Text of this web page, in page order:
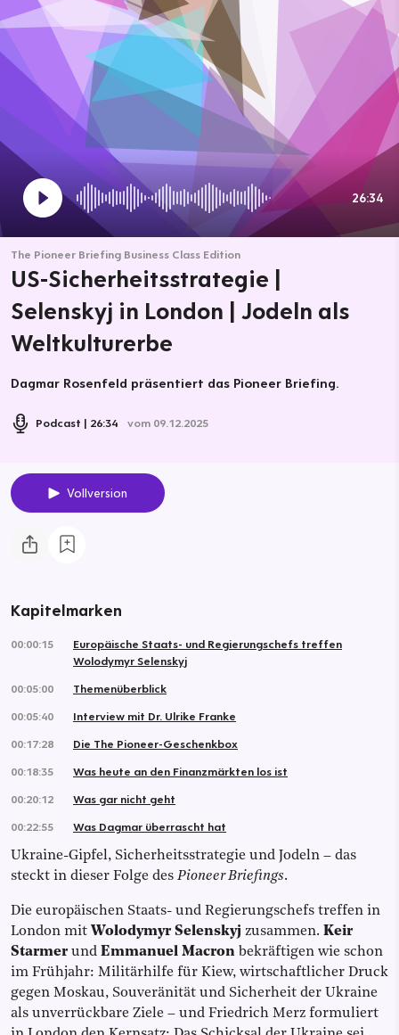
26:34
The Pioneer Briefing Business Class Edition
US-Sicherheitsstrategie |
Selenskyj in London | Jodeln als
Weltkulturerbe
Dagmar Rosenfeld präsentiert das Pioneer Briefing.
Podcast 26:34 vom 09.12.2025
Vollversion
Kapitelmarken
00:00:15
Europäische Staats- und Regierungschefs treffen
Wolodymyr Selenskyj
00:05:00
Themenüberblick
00:05:40
Interview mit Dr. Ulrike Franke
00:17:28
Die The Pioneer-Geschenkbox
00:18:35
Was heute an den Finanzmärkten los ist
00:20:12
Was gar nicht geht
00:22:55
Was Dagmar überrascht hat
Ukraine-Gipfel, Sicherheitsstrategie und Jodeln – das
steckt in dieser Folge des Pioneer Briefings.
Die europäischen Staats- und Regierungschefs treffen in
London mit Wolodymyr Selenskyj zusammen. Keir
Starmerund Emmanuel Macron bekräftigen wie schon
im Frühjahr: Militärhilfe für Kiew, wirtschaftlicher Druck
gegen Moskau, Souveränität und Sicherheit der Ukraine
als unverrückbare Ziele – und Friedrich Merz formuliert